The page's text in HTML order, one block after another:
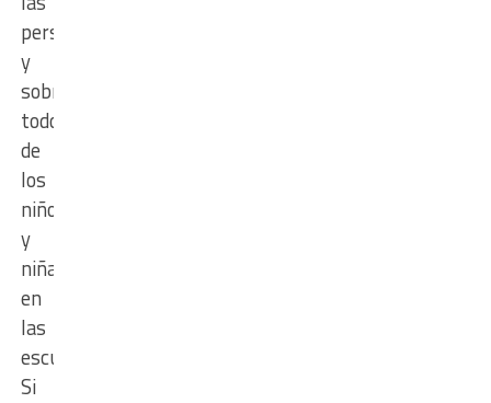
personas,
y
sobre
todo
de
los
niños
y
niñas
en
las
escuelas.
Si